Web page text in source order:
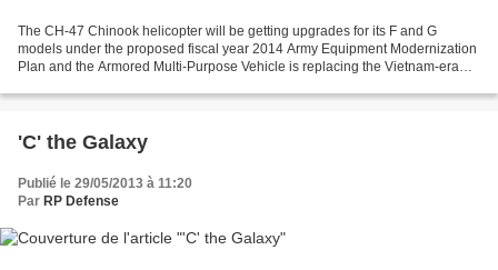
The CH-47 Chinook helicopter will be getting upgrades for its F and G
models under the proposed fiscal year 2014 Army Equipment Modernization
Plan and the Armored Multi-Purpose Vehicle is replacing the Vietnam-era
'C' the Galaxy
Publié le 29/05/2013 à 11:20
Par RP Defense